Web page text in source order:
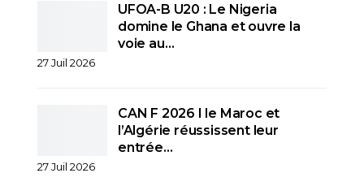
UFOA-B U20 : Le Nigeria
domine le Ghana et ouvre la
voie au…
27 Juil 2026
CAN F 2026 I le Maroc et
l’Algérie réussissent leur
entrée…
27 Juil 2026